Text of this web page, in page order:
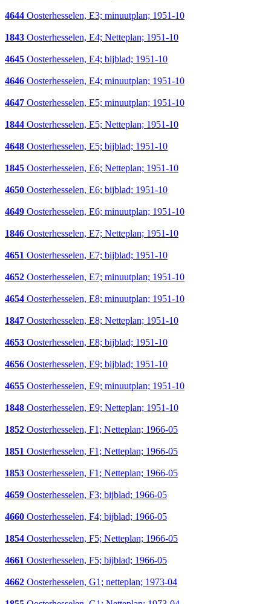
4644 Oosterhesselen, E3; minuutplan; 1951-10
1843 Oosterhesselen, E4; Netteplan; 1951-10
4645 Oosterhesselen, E4; bijblad; 1951-10
4646 Oosterhesselen, E4; minuutplan; 1951-10
4647 Oosterhesselen, E5; minuutplan; 1951-10
1844 Oosterhesselen, E5; Netteplan; 1951-10
4648 Oosterhesselen, E5; bijblad; 1951-10
1845 Oosterhesselen, E6; Netteplan; 1951-10
4650 Oosterhesselen, E6; bijblad; 1951-10
4649 Oosterhesselen, E6; minuutplan; 1951-10
1846 Oosterhesselen, E7; Netteplan; 1951-10
4651 Oosterhesselen, E7; bijblad; 1951-10
4652 Oosterhesselen, E7; minuutplan; 1951-10
4654 Oosterhesselen, E8; minuutplan; 1951-10
1847 Oosterhesselen, E8; Netteplan; 1951-10
4653 Oosterhesselen, E8; bijblad; 1951-10
4656 Oosterhesselen, E9; bijblad; 1951-10
4655 Oosterhesselen, E9; minuutplan; 1951-10
1848 Oosterhesselen, E9; Netteplan; 1951-10
1852 Oosterhesselen, F1; Netteplan; 1966-05
1851 Oosterhesselen, F1; Netteplan; 1966-05
1853 Oosterhesselen, F1; Netteplan; 1966-05
4659 Oosterhesselen, F3; bijblad; 1966-05
4660 Oosterhesselen, F4; bijblad; 1966-05
1854 Oosterhesselen, F5; Netteplan; 1966-05
4661 Oosterhesselen, F5; bijblad; 1966-05
4662 Oosterhesselen, G1; netteplan; 1973-04